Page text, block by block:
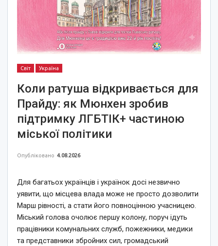
Світ Україна
Коли ратуша відкривається для
Прайду: як Мюнхен зробив
підтримку ЛГБТІК+ частиною
міської політики
Опубліковано 4.08.2026
Для багатьох українців і українок досі незвично
уявити, що місцева влада може не просто дозволити
Марш рівності, а стати його повноцінною учасницею.
Міський голова очолює першу колону, поруч ідуть
працівники комунальних служб, пожежники, медики
та представники збройних сил, громадський